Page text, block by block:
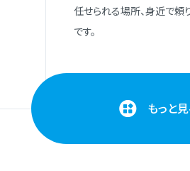
任せられる場所、⾝近で頼
です。
もっと